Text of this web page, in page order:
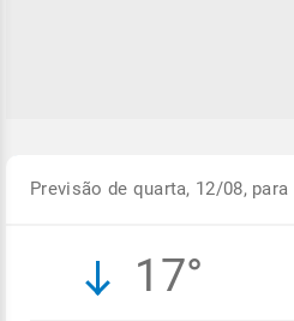
Previsão de quarta, 12/08, para
17°